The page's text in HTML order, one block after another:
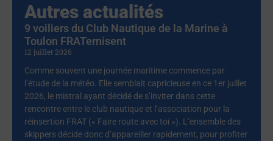
Autres actualités
9 voiliers du Club Nautique de la Marine à
Toulon FRATernisent
12 juillet 2026
Comme souvent une journée maritime commence par
l’étude de la météo. Elle semblait capricieuse en ce 1er juillet
2026, le mistral ayant décidé de s’inviter dans cette
rencontre entre le club nautique et l’association pour la
réinsertion FRAT (« Faire route avec toi »). L’ensemble des
skippers décide donc d’appareiller rapidement, pour profiter